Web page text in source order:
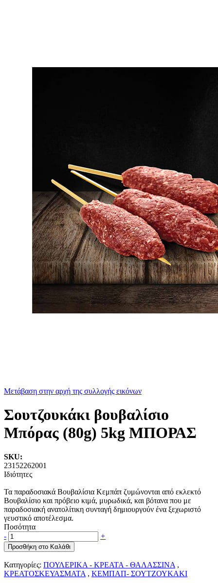
Μετάβαση στην αρχή της συλλογής εικόνων
Σουτζουκάκι βουβαλίσιο
Μπόρας (80g) 5kg ΜΠΟΡΑΣ
SKU:
23152262001
Ιδιότητες
Τα παραδοσιακά Βουβαλίσια Κεμπάπ ζυμώνονται από εκλεκτό
Βουβαλίσιο και πρόβειο κιμά, μυρωδικά, και βότανα που με
παραδοσιακή ανατολίτικη συνταγή δημιουργούν ένα ξεχωριστό
γευστικό αποτέλεσμα.
Ποσότητα
-
+
Προσθήκη στο Καλάθι
Κατηγορίες: ΠΟΥΛΕΡΙΚΑ - ΚΡΕΑΤΑ - ΘΑΛΑΣΣΙΝΑ ,
ΚΡΕΑΤΟΣΚΕΥΑΣΜΑΤΑ , ΚΕΜΠΑΠ- ΣΟΥΤΖΟΥΚΑΚΙ